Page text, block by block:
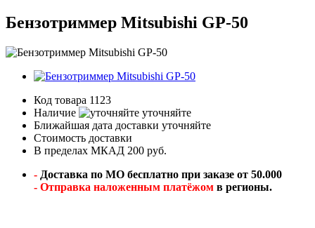
Бензотриммер Mitsubishi GP-50
Код товара 1123
Наличие
уточняйте
Ближайшая дата доставки уточняйте
Стоимость доставки
В пределах МКАД 200 руб.
- Доставка по МО бесплатно при заказе от 50.000
- Отправка наложенным платёжом в регионы.